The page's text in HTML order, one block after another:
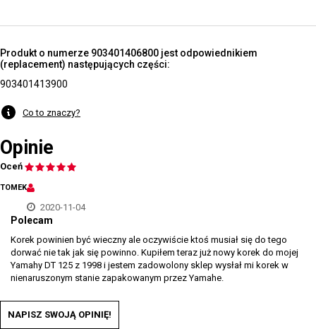
Produkt o numerze 903401406800 jest odpowiednikiem
(replacement) następujących części:
903401413900
Co to znaczy?
Opinie
Oceń
TOMEK
2020-11-04
Polecam
Korek powinien być wieczny ale oczywiście ktoś musiał się do tego
dorwać nie tak jak się powinno. Kupiłem teraz już nowy korek do mojej
Yamahy DT 125 z 1998 i jestem zadowolony sklep wysłał mi korek w
nienaruszonym stanie zapakowanym przez Yamahe.
NAPISZ SWOJĄ OPINIĘ!